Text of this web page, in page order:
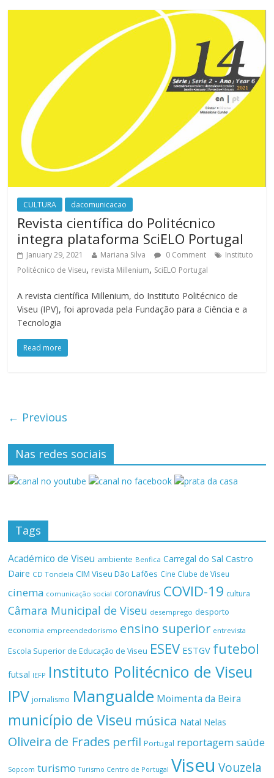
CULTURA dacomunicacao
Revista científica do Politécnico
integra plataforma SciELO Portugal
January 29, 2021 Mariana Silva 0 Comment
Instituto
Politécnico de Viseu, revista Millenium, SciELO Portugal
A revista científica Millenium, do Instituto Politécnico de
Viseu (IPV), foi aprovada pela Fundação para a Ciência e a
Tecnologia
Read more
← Previous
Nas redes sociais
Tags
Académico de Viseu ambiente Benfica Carregal do Sal Castro
Daire CD Tondela CIM Viseu Dão Lafões Cine Clube de Viseu
cinema comunicação social coronavírus COVID-19 cultura
Câmara Municipal de Viseu desemprego desporto
economia empreendedorismo ensino superior entrevista
Escola Superior de Educação de Viseu ESEV ESTGV futebol
futsal IEFP Instituto Politécnico de Viseu
IPV jornalismo Mangualde Moimenta da Beira
município de Viseu música Natal Nelas
Oliveira de Frades perfil Portugal reportagemsaúde
Sopcom turismo Turismo Centro de Portugal Viseu Vouzela